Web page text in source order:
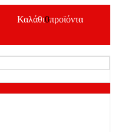
Καλάθι0προϊόντα